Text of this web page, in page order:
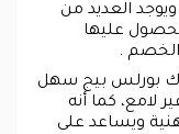
العديد من
عليها
.
بورلس بيج سهل
كما أنه
ويساعد على